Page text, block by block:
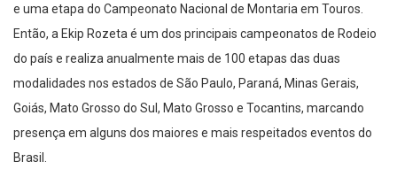
e uma etapa do Campeonato Nacional de Montaria em Touros.
Então, a Ekip Rozeta é um dos principais campeonatos de Rodeio
do país e realiza anualmente mais de 100 etapas das duas
modalidades nos estados de São Paulo, Paraná, Minas Gerais,
Goiás, Mato Grosso do Sul, Mato Grosso e Tocantins, marcando
presença em alguns dos maiores e mais respeitados eventos do
Brasil.